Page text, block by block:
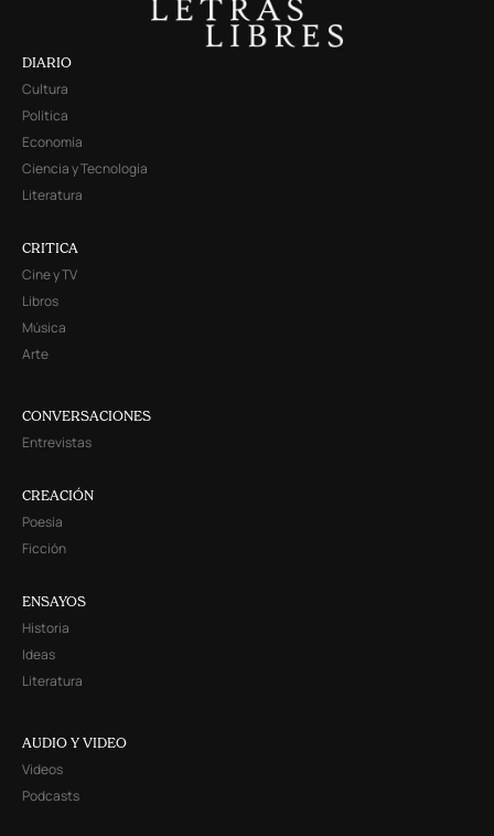
DIARIO
Cultura
Política
Economía
Ciencia y Tecnología
Literatura
CRITICA
Cine y TV
Libros
Música
Arte
CONVERSACIONES
Entrevistas
CREACIÓN
Poesía
Ficción
ENSAYOS
Historia
Ideas
Literatura
AUDIO Y VIDEO
Videos
Podcasts